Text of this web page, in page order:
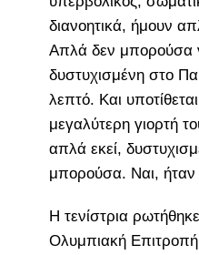
διανοητικά, ήμουν
Απλά δεν μπορούσα
δυστυχισμένη στο
λεπτό. Και
μεγαλύτερη γιορτή
απλά εκεί,
μπορούσα. Ναι, ήταν
Η τενίστρια
Ολυμπιακή Επιτροπή